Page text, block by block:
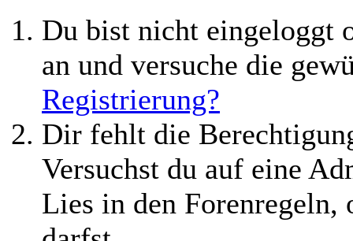
Du bist nicht eingeloggt
an und versuche die
Registrierung?
Dir fehlt die
Versuchst du auf eine
Lies in den Forenregeln,